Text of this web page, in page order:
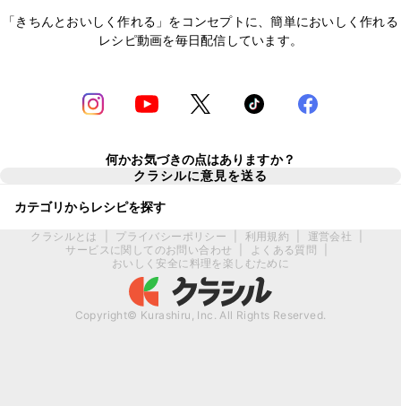
「きちんとおいしく作れる」をコンセプトに、簡単においしく作れる
レシピ動画を毎日配信しています。
何かお気づきの点はありますか？
クラシルに意見を送る
カテゴリからレシピを探す
クラシルとは プライバシーポリシー 利用規約 運営会社
サービスに関してのお問い合わせ
よくある質問
おいしく安全に料理を楽しむために
Copyright© Kurashiru, Inc. All Rights Reserved.